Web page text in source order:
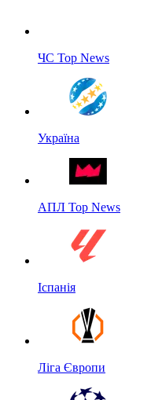
ЧС Top News
Україна
АПЛ Top News
Іспанія
Ліга Європи